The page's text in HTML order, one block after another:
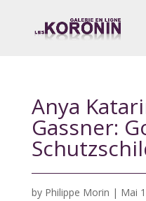
Anya
Gassner:
by Philippe Morin | Mai